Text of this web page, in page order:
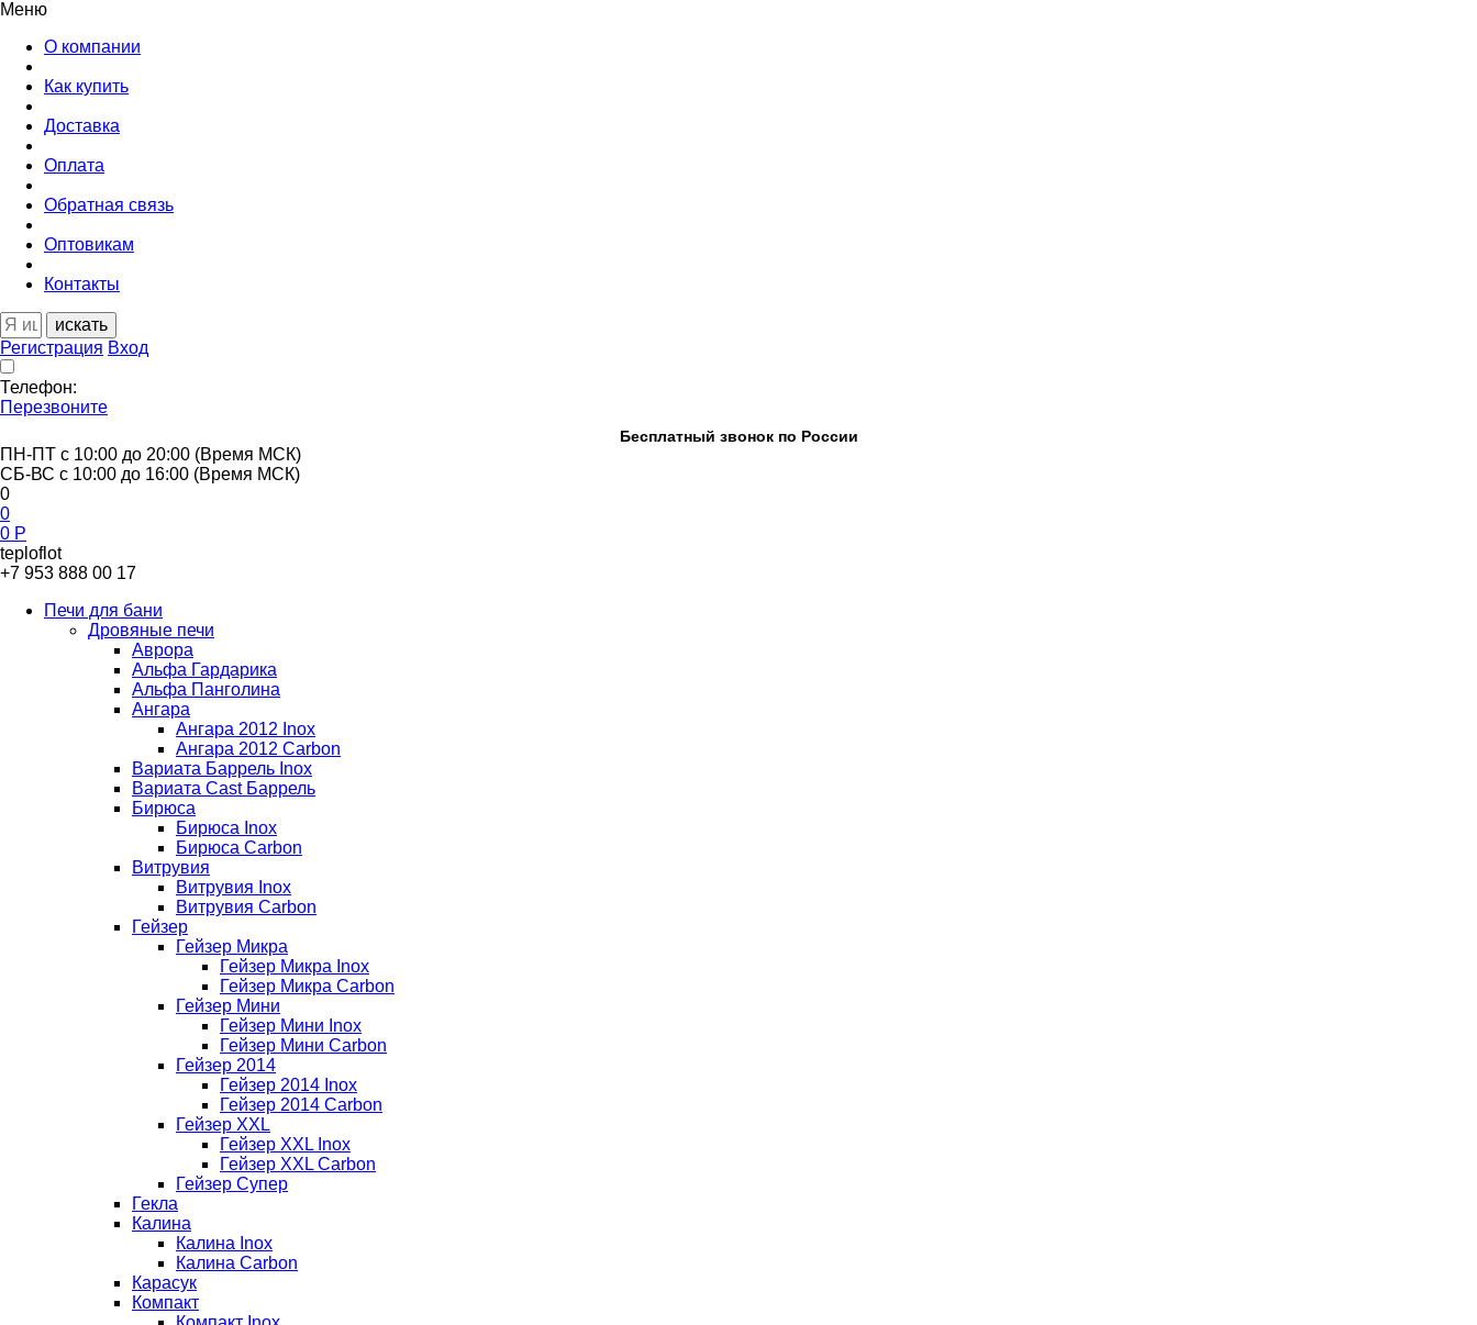
Меню
О компании
Как купить
Доставка
Оплата
Обратная связь
Оптовикам
Контакты
искать
Регистрация Вход
Телефон:
Перезвоните
Бесплатный звонок по России
ПН-ПТ с 10:00 до 20:00 (Время МСК)
СБ-ВС с 10:00 до 16:00 (Время МСК)
0
0
0 Р
teploflot
+7 953 888 00 17
Печи для бани
Дровяные печи
Аврора
Альфа Гардарика
Альфа Панголина
Ангара
Ангара 2012 Inox
Ангара 2012 Carbon
Вариата Баррель Inox
Вариата Cast Баррель
Бирюса
Бирюса Inox
Бирюса Carbon
Витрувия
Витрувия Inox
Витрувия Carbon
Гейзер
Гейзер Микра
Гейзер Микра Inox
Гейзер Микра Carbon
Гейзер Мини
Гейзер Мини Inox
Гейзер Мини Carbon
Гейзер 2014
Гейзер 2014 Inox
Гейзер 2014 Carbon
Гейзер XXL
Гейзер XXL Inox
Гейзер XXL Carbon
Гейзер Супер
Гекла
Калина
Калина Inox
Калина Carbon
Карасук
Компакт